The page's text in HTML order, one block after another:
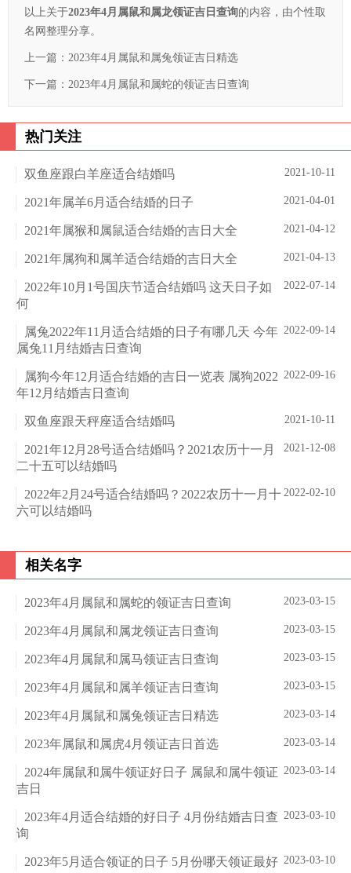
以上关于2023年4月属鼠和属龙领证吉日查询 的内容，由个性取
名网整理分享。
上一篇： 2023年4月属鼠和属兔领证吉日精选
下一篇： 2023年4月属鼠和属蛇的领证吉日查询
热门关注
2021-10-11
双鱼座跟白羊座适合结婚吗
2021-04-01
2021年属羊6月适合结婚的日子
2021-04-12
2021年属猴和属鼠适合结婚的吉日大全
2021-04-13
2021年属狗和属羊适合结婚的吉日大全
2022-07-14
2022年10月1号国庆节适合结婚吗 这天日子如
何
2022-09-14
属兔2022年11月适合结婚的日子有哪几天 今年
属兔11月结婚吉日查询
2022-09-16
属狗今年12月适合结婚的吉日一览表 属狗2022
年12月结婚吉日查询
2021-10-11
双鱼座跟天秤座适合结婚吗
2021-12-08
2021年12月28号适合结婚吗？2021农历十一月
二十五可以结婚吗
2022-02-10
2022年2月24号适合结婚吗？2022农历十一月十
六可以结婚吗
相关名字
2023-03-15
2023年4月属鼠和属蛇的领证吉日查询
2023-03-15
2023年4月属鼠和属龙领证吉日查询
2023-03-15
2023年4月属鼠和属马领证吉日查询
2023-03-15
2023年4月属鼠和属羊领证吉日查询
2023-03-14
2023年4月属鼠和属兔领证吉日精选
2023-03-14
2023年属鼠和属虎4月领证吉日首选
2023-03-14
2024年属鼠和属牛领证好日子 属鼠和属牛领证
吉日
2023-03-10
2023年4月适合结婚的好日子 4月份结婚吉日查
询
2023-03-10
2023年5月适合领证的日子 5月份哪天领证最好